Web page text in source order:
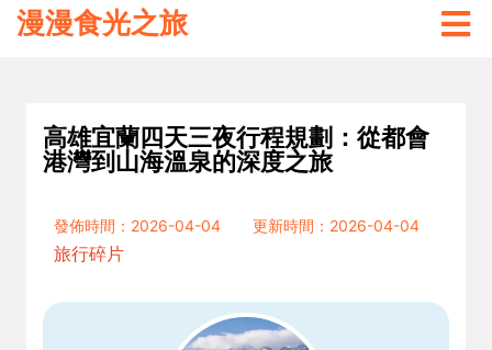
漫漫食光之旅
高雄宜蘭四天三夜行程規劃：從都會
港灣到山海溫泉的深度之旅
發佈時間：2026-04-04
更新時間：2026-04-04
旅行碎片